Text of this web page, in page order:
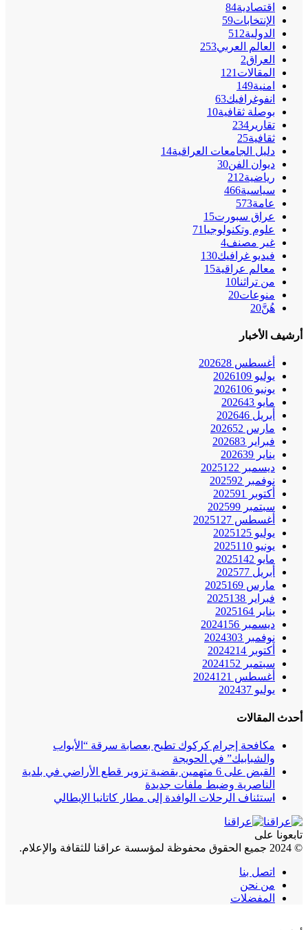
اقتصادية84
الإنتخابات59
الدولية512
العالم العربي253
العراق2
المقالات 121
امنية149
انفوغرافيك63
بوصلة ثقافية10
تقارير 234
ثقافية25
دليل الجامعات العراقية14
ديوان الفن30
رياضية212
سياسية466
عامة573
عراق سبورت15
علوم وتكنولوجيا 71
غير مصنف4
فيديو غرافيك130
معالم عراقية15
من تراثنا10
منوعات20
هُنَّ20
أرشيف الأخبار
أغسطس 2026 28
يوليو 2026 109
يونيو 2026 106
مايو 2026 43
أبريل 2026 46
مارس 2026 52
فبراير 2026 83
يناير 2026 39
ديسمبر 2025 122
نوفمبر 2025 92
أكتوبر 2025
91
سبتمبر 2025 99
أغسطس 2025 127
يوليو 2025 125
يونيو 2025 110
مايو 2025 142
أبريل 2025 77
مارس 2025 169
فبراير 2025 138
يناير 2025 164
ديسمبر 2024 156
نوفمبر 2024 303
أكتوبر 2024 214
سبتمبر 2024 152
أغسطس 2024 121
يوليو 2024 37
أحدث المقالات
مكافحة إجرام كركوك تطيح بعصابة سرقة “الأبواب
والشبابيك” في الحويجة
القبض على 6 متهمين بقضية تزوير قطع الأراضي في بلدية
الناصرية وضبط ملفات جديدة
استئناف الرحلات الوافدة إلى مطار كاتانيا الإيطالي
تابعونا على
© 2024 جميع الحقوق محفوظة لمؤسسة عراقنا للثقافة والإعلام.
اتصل بنا
من نحن
المفضلات